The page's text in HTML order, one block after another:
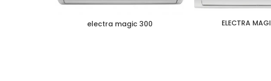
ELECTRA
300 electra magic